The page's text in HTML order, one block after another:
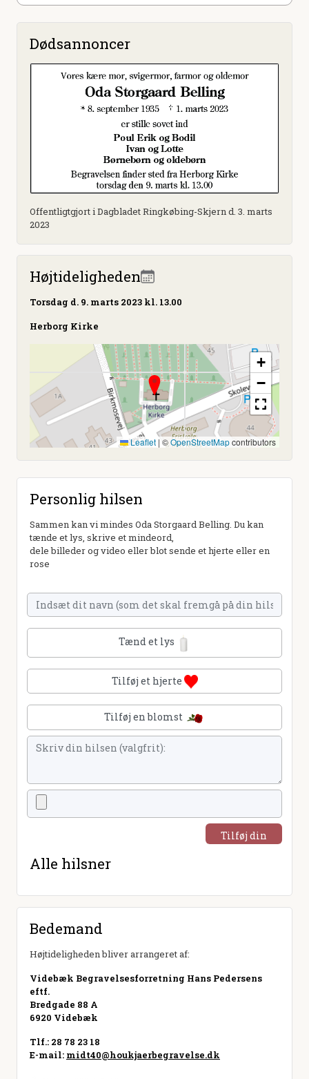
Dødsannoncer
Offentligtgjort i Dagbladet Ringkøbing-Skjern d. 3. marts
2023
Højtideligheden
Torsdag d. 9. marts 2023 kl. 13.00
Herborg Kirke
+
−
Leaflet | ©OpenStreetMapcontributors
Personlig hilsen
Sammen kan vi mindes Oda Storgaard Belling. Du kan
tænde et lys, skrive et mindeord,
dele billeder og video eller blot sende et hjerte eller en
rose
Tænd et lys
Tilføj et hjerte
Tilføj en blomst
Tilføj din
Alle hilsner
Bedemand
Højtideligheden bliver arrangeret af:
Videbæk Begravelsesforretning Hans Pedersens
eftf.
Bredgade 88 A
6920 Videbæk
Tlf.: 28 78 23 18
E-mail: midt40@houkjaerbegravelse.dk